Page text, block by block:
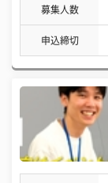
募集人数
申込締切